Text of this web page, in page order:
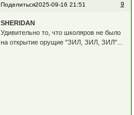
Поделиться 9
2025-09-16 21:51
SHERIDAN
Удивительно то, что школяров не было
на открытие орущие "ЗИЛ, ЗИЛ, ЗИЛ"...